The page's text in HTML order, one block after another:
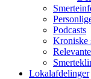
Podcasts
Kroniske
Lokalafdelinger